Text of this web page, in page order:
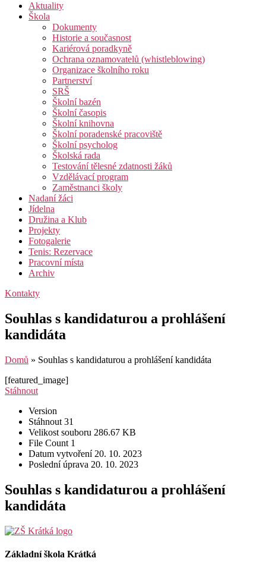
Aktuality
Škola
Dokumenty
Historie a současnost
Kariérová poradkyně
Ochrana oznamovatelů (whistleblowing)
Organizace školního roku
Partnerství
SRŠ
Školní bazén
Školní časopis
Školní knihovna
Školní poradenské pracoviště
Školní psycholog
Školská rada
Testování tělesné zdatnosti žáků
Vzdělávací program
Zaměstnanci školy
Nadaní žáci
Jídelna
Družina a Klub
Projekty
Fotogalerie
Tenis: Rezervace
Pracovní místa
Archiv
Kontakty
Souhlas s kandidaturou a prohlášení
kandidáta
Domů » Souhlas s kandidaturou a prohlášení kandidáta
[featured_image]
Stáhnout
Version
Stáhnout 31
Velikost souboru 286.67 KB
File Count 1
Datum vytvoření 20. 10. 2023
Poslední úprava 20. 10. 2023
Souhlas s kandidaturou a prohlášení
kandidáta
Základní škola Krátká